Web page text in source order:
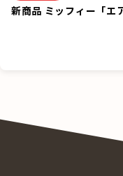
新商品 ミッフィー「エ